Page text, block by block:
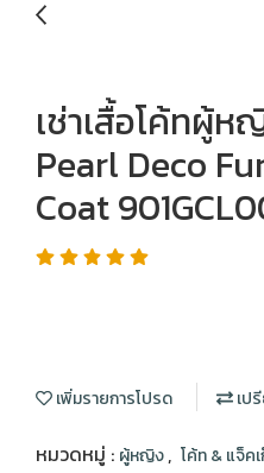
เช่าเสื้อโค้ทผู้
Pearl Deco
Coat
เพิ่มรายการโปรด เป
หมวดหมู่ : ผู้หญิง, โค้ท & แจ็ค